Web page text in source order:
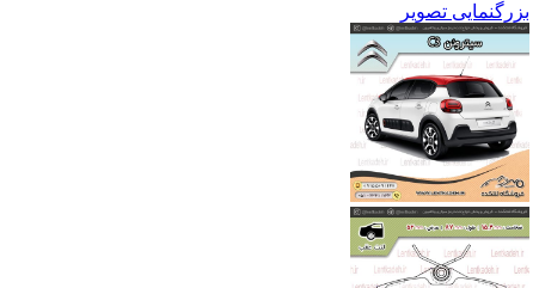
بزرگنمایی تصویر